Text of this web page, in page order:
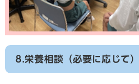
8.栄養相談（必要に応じて）